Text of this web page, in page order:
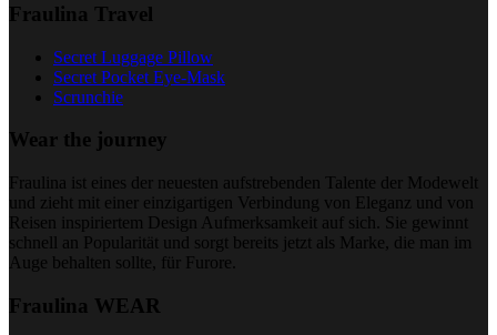
Fraulina Travel
Secret Luggage Pillow
Secret Pocket Eye-Mask
Scrunchie
Wear the journey
Fraulina ist eines der neuesten aufstrebenden Talente der Modewelt
und zieht mit einer einzigartigen Verbindung von Eleganz und von
Reisen inspiriertem Design Aufmerksamkeit auf sich. Sie gewinnt
schnell an Popularität und sorgt bereits jetzt als Marke, die man im
Auge behalten sollte, für Furore.
Fraulina WEAR